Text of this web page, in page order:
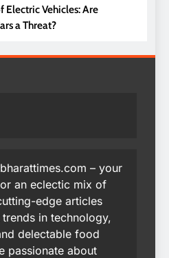
Electric Vehicles: Are
a Threat?
– your
an eclectic mix of
edge articles
in technology,
delectable food
passionate about